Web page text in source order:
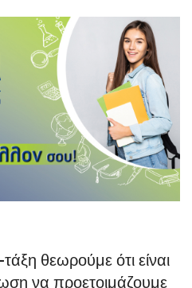
θεωρούμε ότι είναι
να προετοιμάζουμε